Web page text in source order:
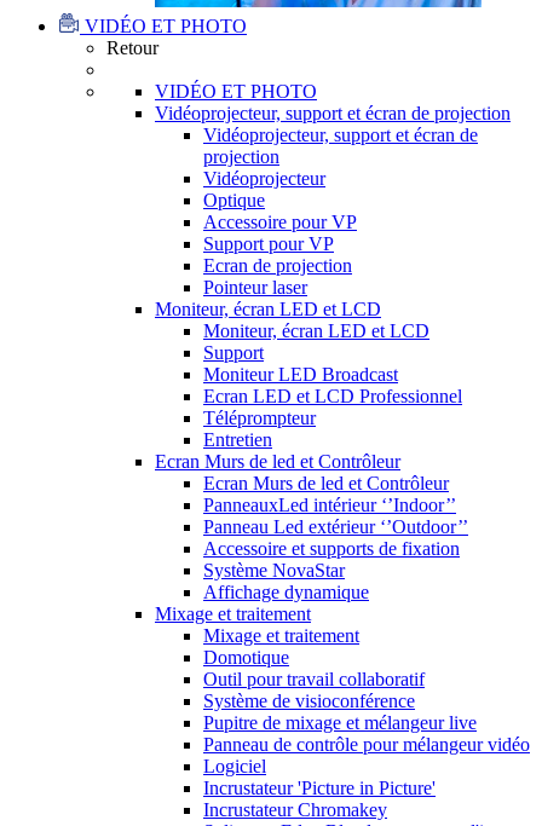
VIDÉO ET PHOTO
Retour
VIDÉO ET PHOTO
Vidéoprojecteur, support et écran de projection
Vidéoprojecteur, support et écran de
projection
Vidéoprojecteur
Optique
Accessoire pour VP
Support pour VP
Ecran de projection
Pointeur laser
Moniteur, écran LED et LCD
Moniteur, écran LED et LCD
Support
Moniteur LED Broadcast
Ecran LED et LCD Professionnel
Téléprompteur
Entretien
Ecran Murs de led et Contrôleur
Ecran Murs de led et Contrôleur
PanneauxLed intérieur ‘’Indoor’’
Panneau Led extérieur ‘’Outdoor’’
Accessoire et supports de fixation
Système NovaStar
Affichage dynamique
Mixage et traitement
Mixage et traitement
Domotique
Outil pour travail collaboratif
Système de visioconférence
Pupitre de mixage et mélangeur live
Panneau de contrôle pour mélangeur vidéo
Logiciel
Incrustateur 'Picture in Picture'
Incrustateur Chromakey